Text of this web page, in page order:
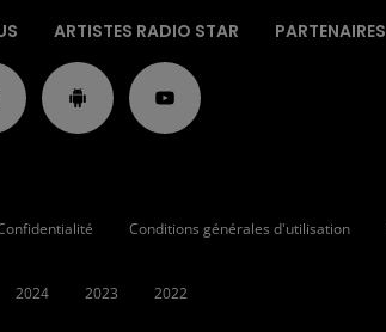
ARTISTES RADIO STAR PARTENAIRES
Conditions générales d'utilisation
2024 2023 2022